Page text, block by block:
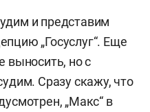
и представим
„Госуслуг“. Еще
выносить, но с
Сразу скажу, что
„Макс“ в